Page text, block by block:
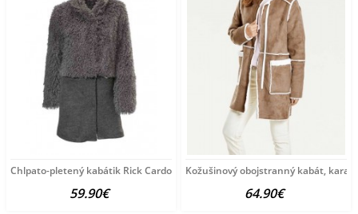
Chlpato-pletený kabátik Rick Cardona, šedý
59.90€
Kožušinový obojstranný kabát,
64.90€